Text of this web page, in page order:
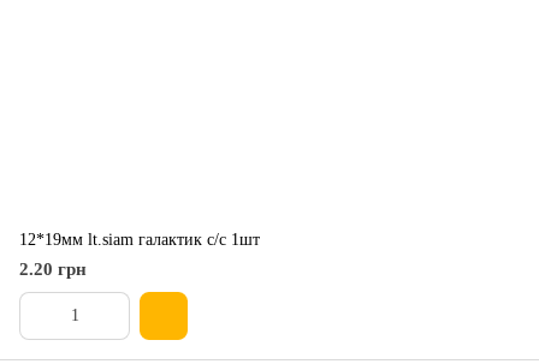
12*19мм lt.siam галактик с/с 1шт
2.20 грн